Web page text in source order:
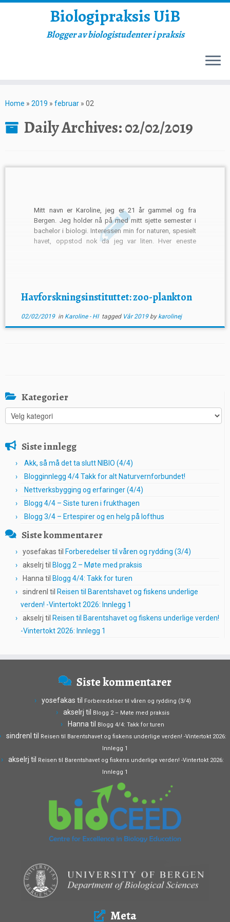
to
Biologipraksis UiB
Blogger av biologistudenter i praksis
Home » 2019 » februar » 02
Daily Archives:02/02/2019
Mitt navn er Karoline, jeg er 21 år gammel og fra
Bergen. Jeg holder nå på med mitt sjette semester i
bachelor i biologi. Interessen min for naturen, spesielt
havet, oppstod nok da jeg var liten. Hver eneste
Havforskningsinstituttet: zoo-plankton
02/02/2019in Karoline - HI tagged Vår 2019 by karolinej
Kategorier
Kategorier
Siste innlegg
Akk, så må det ta slutt NIBIO (4/4)
Blogginnlegg 4/4 Takk for alt Naturvernforbundet!
Nettverksbygging og erfaringer (4/4)
Blogg 4/4 – Siste turen i frukthagen
Blogg 3/4 – Ertespirer og en helg på lofthus
Siste kommentarer
yosefakas til Forberedelser til våren og rydding (3/4)
akselrj til Blogg 2 – Møte med praksis
Hanna til Blogg 4/4: Takk for turen
sindrenl til Reisen til Barentshavet og fiskens underlige
verden! -Vintertokt 2026: Innlegg 1
akselrj til Reisen til Barentshavet og fiskens underlige verden!
-Vintertokt 2026: Innlegg 1
Siste kommentarer
yosefakas til Forberedelser til våren og rydding (3/4)
akselrj til Blogg 2 – Møte med praksis
Hanna til Blogg 4/4: Takk for turen
sindrenl til Reisen til Barentshavet og fiskens underlige verden! -Vintertokt 2026:
Innlegg 1
akselrj til Reisen til Barentshavet og fiskens underlige verden! -Vintertokt 2026:
Innlegg 1
Meta